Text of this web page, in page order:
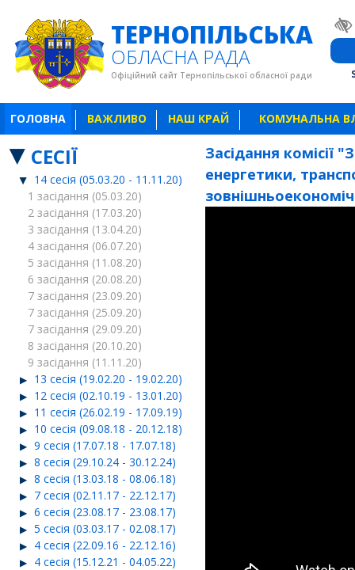
ТЕРНОПІЛЬСЬКА
ОБЛАСНА РАДА
Офіційний сайт Тернопільської обласної ради
ГОЛОВНА ВАЖЛИВО НАШ КРАЙ КОМУНАЛЬНА
СЕСІЇ
14 сесія (05.03.20 - 11.11.20)
1 засідання (05.03.20)
2 засідання (17.03.20)
3 засідання (13.04.20)
4 засідання (06.07.20)
5 засідання (11.08.20)
6 засідання (20.08.20)
7 засідання (23.09.20)
7 засідання (25.09.20)
7 засідання (29.09.20)
8 засідання (20.10.20)
9 засідання (11.11.20)
13 сесія (19.02.20 - 19.02.20)
12 сесія (02.10.19 - 13.01.20)
11 сесія (26.02.19 - 17.09.19)
10 сесія (09.08.18 - 20.12.18)
9 сесія (17.07.18 - 17.07.18)
8 сесія (29.10.24 - 30.12.24)
8 сесія (13.03.18 - 08.06.18)
7 сесія (02.11.17 - 22.12.17)
6 сесія (23.08.17 - 23.08.17)
5 сесія (03.03.17 - 02.08.17)
4 сесія (22.09.16 - 22.12.16)
4 сесія (15.12.21 - 04.05.22)
Засідання комісії
енергетики,